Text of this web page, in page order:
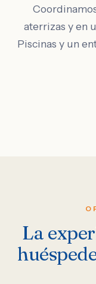
aterrizas y en
Piscinas y un
La